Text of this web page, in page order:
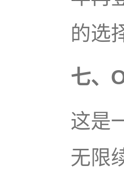
的选
七、
这是
无限